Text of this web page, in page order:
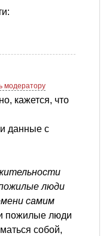
модератору
кажется, что
данные с
люди
самим
пожилые люди
собой,